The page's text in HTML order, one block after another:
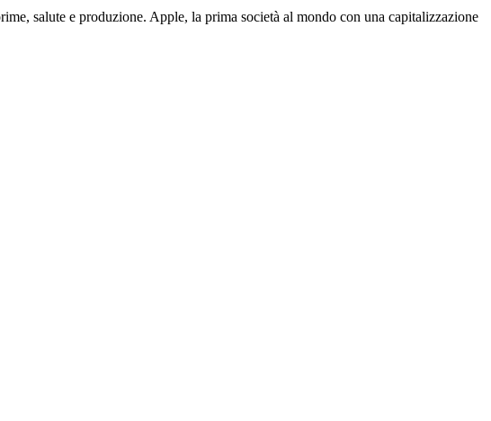
salute e produzione. Apple, la prima società al mondo con una capitalizzazione